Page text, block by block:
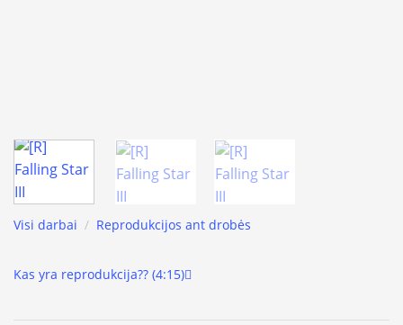
Visi darbai / Reprodukcijos ant drobės
Kas yra reprodukcija?? (4:15)